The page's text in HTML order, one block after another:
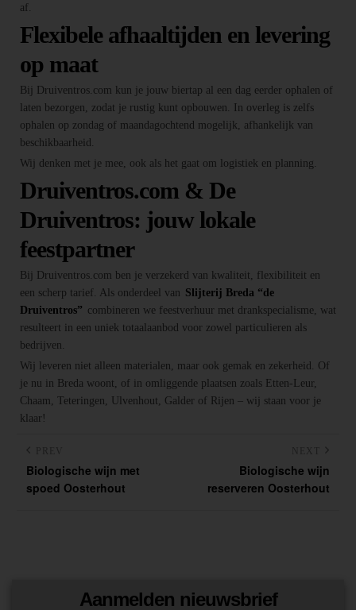
af.
Flexibele afhaaltijden en levering
op maat
Bij Druiventros.com kun je jouw biertap al een dag eerder ophalen of
laten bezorgen, zodat je rustig kunt opbouwen. In overleg is zelfs
ophalen op zondag of maandagochtend mogelijk, afhankelijk van
beschikbaarheid.
Wij denken met je mee, ook als het gaat om logistiek en planning.
Druiventros.com & De
Druiventros: jouw lokale
feestpartner
Bij Druiventros.com ben je verzekerd van kwaliteit, flexibiliteit en
een scherp tarief. Als onderdeel van Slijterij Breda “de
Druiventros” combineren we feestverhuur met drankspecialisme, wat
resulteert in een uniek totaalaanbod voor zowel particulieren als
bedrijven.
Wij leveren niet alleen materialen, maar ook gemak en zekerheid. Of
je nu in Breda woont, of in omliggende plaatsen zoals Etten-Leur,
Chaam, Teteringen, Ulvenhout, Galder of Rijen – wij staan voor je
klaar!
PREV
Biologische wijn met
spoed Oosterhout
NEXT
Biologische wijn
reserveren Oosterhout
Aanmelden nieuwsbrief